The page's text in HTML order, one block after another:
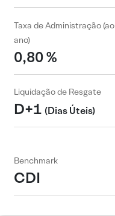
Taxa de Administração (ao
ano)
0,80 %
Liquidação de Resgate
D+1 (Dias Úteis)
Benchmark
CDI